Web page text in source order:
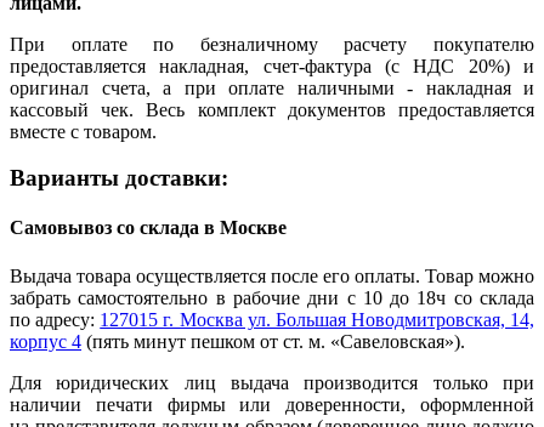
При оплате по безналичному расчету покупателю
предоставляется накладная, счет-фактура (с НДС 20%) и
оригинал счета, а при оплате наличными - накладная и
кассовый чек. Весь комплект документов предоставляется
вместе с товаром.
Варианты доставки:
Самовывоз со склада в Москве
Выдача товара осуществляется после его оплаты. Товар можно
забрать самостоятельно в рабочие дни с 10 до 18ч со склада
по адресу: 127015 г. Москва ул. Большая Новодмитровская, 14,
корпус 4 (пять минут пешком от ст. м. «Савеловская»).
Для юридических лиц выдача производится только при
наличии печати фирмы или доверенности, оформленной